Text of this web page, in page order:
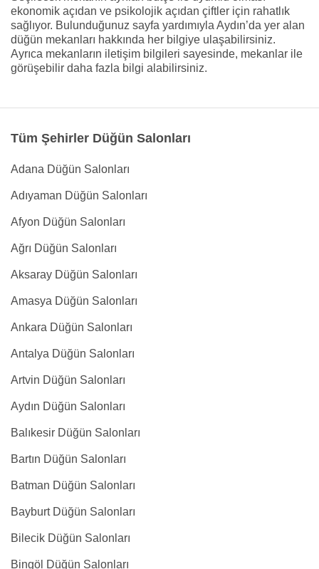
ekonomik açıdan ve psikolojik açıdan çiftler için rahatlık
sağlıyor. Bulunduğunuz sayfa yardımıyla Aydın’da yer alan
düğün mekanları hakkında her bilgiye ulaşabilirsiniz.
Ayrıca mekanların iletişim bilgileri sayesinde, mekanlar ile
görüşebilir daha fazla bilgi alabilirsiniz.
Tüm Şehirler Düğün Salonları
Adana Düğün Salonları
Adıyaman Düğün Salonları
Afyon Düğün Salonları
Ağrı Düğün Salonları
Aksaray Düğün Salonları
Amasya Düğün Salonları
Ankara Düğün Salonları
Antalya Düğün Salonları
Artvin Düğün Salonları
Aydın Düğün Salonları
Balıkesir Düğün Salonları
Bartın Düğün Salonları
Batman Düğün Salonları
Bayburt Düğün Salonları
Bilecik Düğün Salonları
Bingöl Düğün Salonları